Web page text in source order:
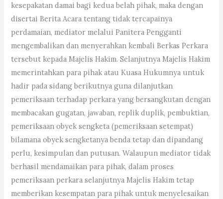
kesepakatan damai bagi kedua belah pihak, maka dengan
disertai Berita Acara tentang tidak tercapainya
perdamaian, mediator melalui Panitera Pengganti
mengembalikan dan menyerahkan kembali Berkas Perkara
tersebut kepada Majelis Hakim. Selanjutnya Majelis Hakim
memerintahkan para pihak atau Kuasa Hukumnya untuk
hadir pada sidang berikutnya guna dilanjutkan
pemeriksaan terhadap perkara yang bersangkutan dengan
membacakan gugatan, jawaban, replik duplik, pembuktian,
pemeriksaan obyek sengketa (pemeriksaan setempat)
bilamana obyek sengketanya benda tetap dan dipandang
perlu, kesimpulan dan putusan. Walaupun mediator tidak
berhasil mendamaikan para pihak, dalam proses
pemeriksaan perkara selanjutnya Majelis Hakim tetap
memberikan kesempatan para pihak untuk menyelesaikan